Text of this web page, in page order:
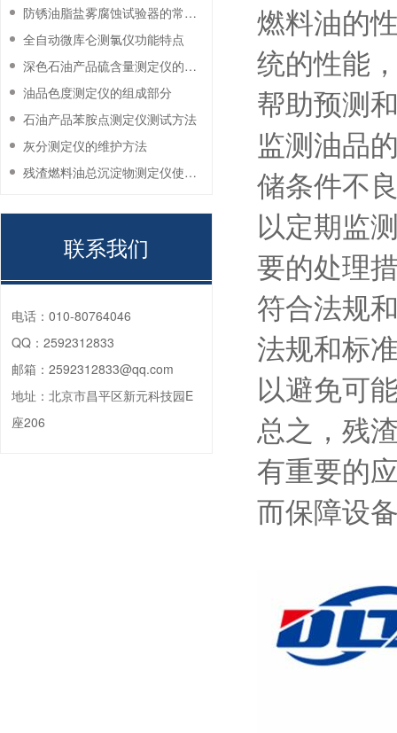
燃料油的
统的性能
帮助预测
监测油品
储条件不
以定期监
要的处理
符合法规
法规和标
以避免可
总之，残
有重要的
而保障设
防锈油脂盐雾腐蚀试验器的常见故障与解决方法
全自动微库仑测氯仪功能特点
深色石油产品硫含量测定仪的工作环境要求
油品色度测定仪的组成部分
石油产品苯胺点测定仪测试方法
灰分测定仪的维护方法
残渣燃料油总沉淀物测定仪使用注意事项
联系我们
电话： 010-80764046
QQ： 2592312833
邮箱： 2592312833@qq.com
地址： 北京市昌平区新元科技园E
座206